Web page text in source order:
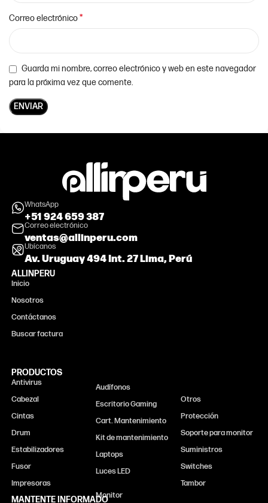
Correo electrónico*
Guarda mi nombre, correo electrónico y web en este navegador
para la próxima vez que comente.
WhatsApp
+51 924 659 387
Correo electrónico
ventas@allinperu.com
Ubícanos
Av. Uruguay 494 Int. 27 Lima, Perú
ALLINPERU
Inicio
Nosotros
Contáctanos
Buscar factura
PRODUCTOS
Antivirus
Cabezal
Cintas
Drum
Estabilizadores
Fusor
Impresoras
Audífonos
Escritorio Gaming
Cart. Mantenimiento
Kit de mantenimiento
Laptops
Luces LED
Otros
Protección
Soporte para monitor
Suministros
Switches
Tambor
MANTENTE INFORMADO